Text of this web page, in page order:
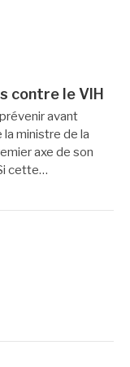
contre le VIH
avant
la ministre de la
axe de son
cette…